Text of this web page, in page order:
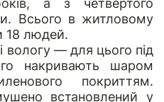
Всього в житловому
18 людей.
вологу — для цього під
накривають шаром
покриттям.
встановлений у